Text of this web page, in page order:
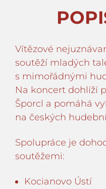
Vítězové
soutěží mladých
s mimořádnými
Na koncert dohlíží
Šporcl a pomáhá
na českých
Spolupráce je
soutěžemi:
Kocianovo Ústí